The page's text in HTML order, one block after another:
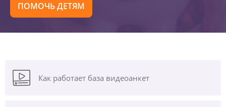
ПОМОЧЬ ДЕТЯМ
Как работает база видеоанкет